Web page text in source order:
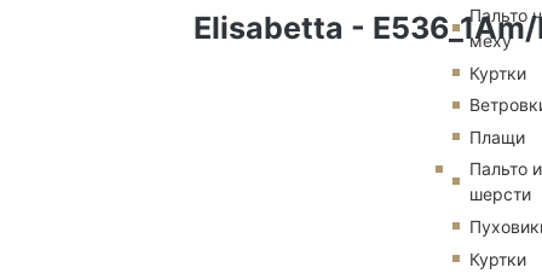
Пальто
меху
Куртки
Плащи
Пальто
шерсти
Куртки
Elisabetta -